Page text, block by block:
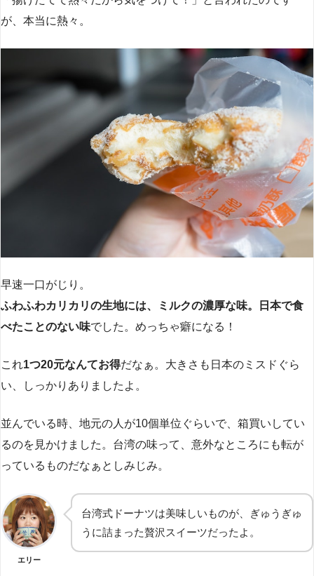
が、本当に熱々。
早速一口がじり。
ふわふわカリカリの生地には、ミルクの濃厚な味。日本で食
べたことのない味でした。めっちゃ癖になる！
これ1つ20元なんてお得だなぁ。大きさも日本のミスドぐら
い、しっかりありましたよ。
並んでいる時、地元の人が10個単位ぐらいで、箱買いしてい
るのを見かけました。台湾の味って、意外なところにも転が
っているものだなぁとしみじみ。
エリー
台湾式ドーナツは美味しいものが、ぎゅうぎゅ
うに詰まった贅沢スイーツだったよ。